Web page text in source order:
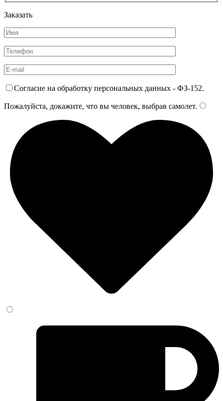
Заказать
Согласие на обработку персональных данных - ФЗ-152.
Пожалуйста, докажите, что вы человек, выбрав самолет.